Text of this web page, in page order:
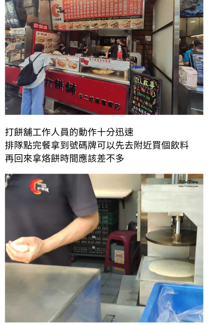
打餅舖工作人員的動作十分迅速
排隊點完餐拿到號碼牌可以先去附近買個飲料
再回來拿烙餅時間應該差不多